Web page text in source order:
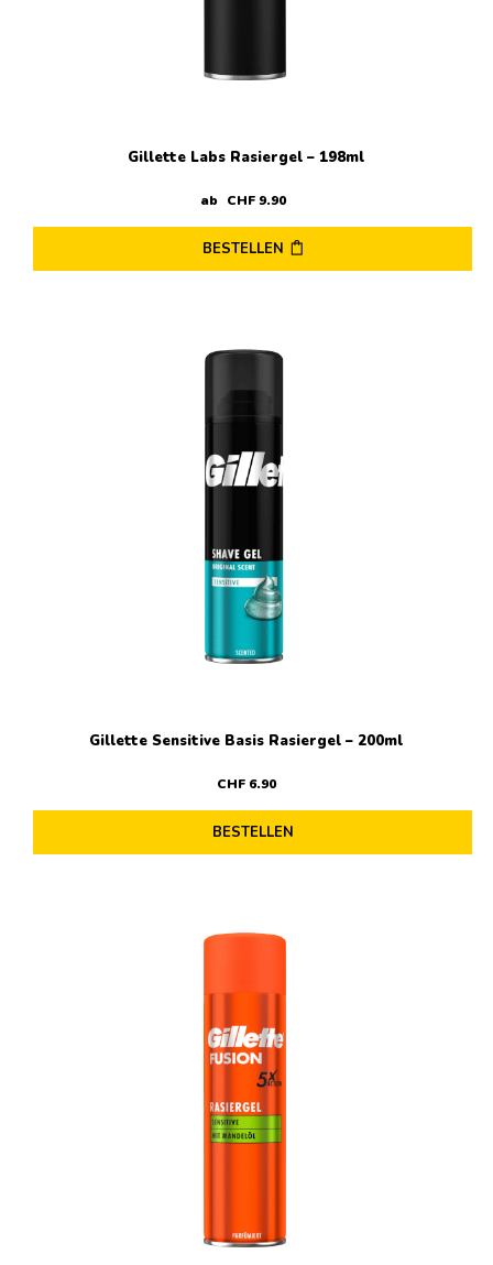
Gillette Labs Rasiergel – 198ml
ab CHF9.90
BESTELLEN
Gillette Sensitive Basis Rasiergel – 200ml
CHF6.90
BESTELLEN